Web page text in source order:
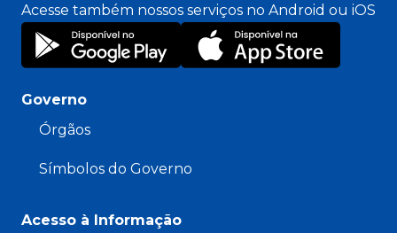
Acesse também nossos serviços no Android ou iOS
Governo
Órgãos
Símbolos do Governo
Acesso à Informação